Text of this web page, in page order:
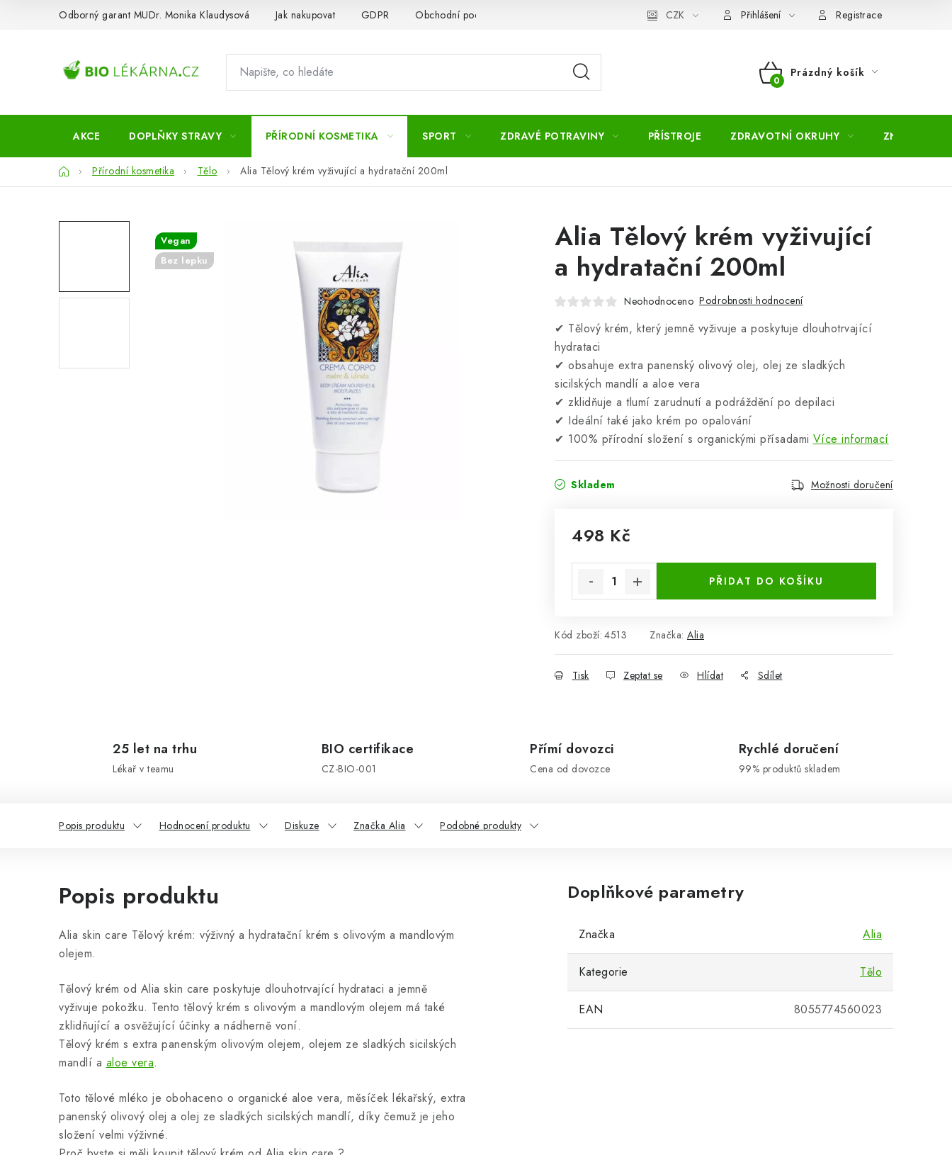
Odborný garant MUDr. Monika Klaudysová Jak nakupovat GDPR Obchodní podmínky Slovník pojmů Moje objednávka Mapa serveru
CZK Přihlášení Registrace
NÁKUPNÍ
Prázdný košík
AKCE DOPLŇKY STRAVY PŘÍRODNÍ KOSMETIKA SPORT ZDRAVÉ POTRAVINY PŘÍSTROJE ZDRAVOTNÍ OKRUHY ZNAČKY
DomůPřírodní kosmetika Tělo Alia Tělový krém vyživující a hydratační 200ml
Alia Tělový krém vyživující
a hydratační 200ml
Neohodnoceno Podrobnosti hodnocení
✔ Tělový krém, který jemně vyživuje a poskytuje dlouhotrvající
hydrataci
✔ obsahuje extra panenský olivový olej, olej ze sladkých
sicilských mandlí a aloe vera
✔ zklidňuje a tlumí zarudnutí a podráždění po depilaci
✔ Ideální také jako krém po opalování
✔ 100% přírodní složení s organickými přísadami Více informací
Skladem Možnosti doručení
498 Kč
PŘIDAT DO KOŠÍKU
Kód zboží: 4513 Značka: Alia
Tisk Zeptat se Hlídat Sdílet
Vegan
Bez lepku
25 let na trhu
Lékař v teamu
BIO certifikace
CZ-BIO-001
Přímí dovozci
Cena od dovozce
Rychlé doručení
99% produktů skladem
Popis produktu Hodnocení produktu Diskuze Značka Alia Podobné produkty
Popis produktu
Alia skin care Tělový krém: výživný a hydratační krém s olivovým a mandlovým
olejem.
Tělový krém od Alia skin care poskytuje dlouhotrvající hydrataci a jemně
vyživuje pokožku. Tento tělový krém s olivovým a mandlovým olejem má také
zklidňující a osvěžující účinky a nádherně voní.
Tělový krém s extra panenským olivovým olejem, olejem ze sladkých sicilských
mandlí a aloe vera.
Toto tělové mléko je obohaceno o organické aloe vera, měsíček lékařský, extra
panenský olivový olej a olej ze sladkých sicilských mandlí, díky čemuž je jeho
složení velmi výživné.
Doplňkové parametry
Značka Alia
Kategorie Tělo
EAN 8055774560023